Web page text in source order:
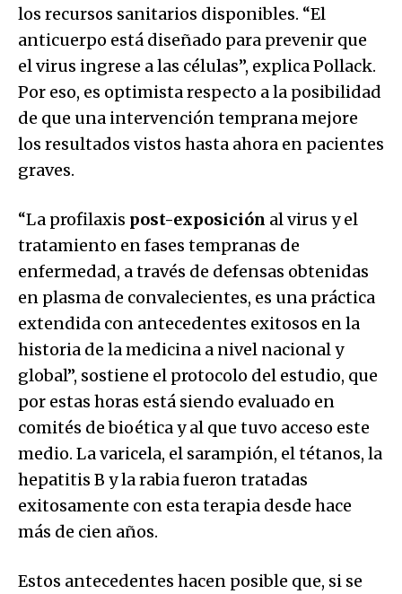
los recursos sanitarios disponibles. “El
anticuerpo está diseñado para prevenir que
el virus ingrese a las células”, explica Pollack.
Por eso, es optimista respecto a la posibilidad
de que una intervención temprana mejore
los resultados vistos hasta ahora en pacientes
graves.
“La profilaxis post-exposición al virus y el
tratamiento en fases tempranas de
enfermedad, a través de defensas obtenidas
en plasma de convalecientes, es una práctica
extendida con antecedentes exitosos en la
historia de la medicina a nivel nacional y
global”, sostiene el protocolo del estudio, que
por estas horas está siendo evaluado en
comités de bioética y al que tuvo acceso este
medio. La varicela, el sarampión, el tétanos, la
hepatitis B y la rabia fueron tratadas
exitosamente con esta terapia desde hace
más de cien años.
Estos antecedentes hacen posible que, si se